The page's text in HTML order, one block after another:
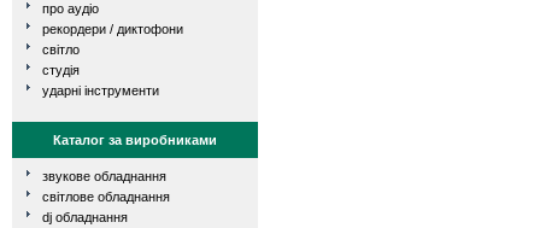
про аудіо
рекордери / диктофони
світло
студія
ударні інструменти
Каталог за виробниками
звукове обладнання
світлове обладнання
dj обладнання